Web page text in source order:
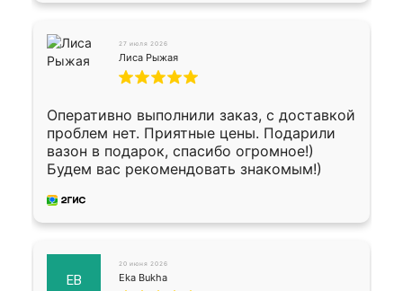
27 июля 2026
Лиса Рыжая
Оперативно выполнили заказ, с доставкой
проблем нет. Приятные цены. Подарили
вазон в подарок, спасибо огромное!)
Будем вас рекомендовать знакомым!)
EB
20 июня 2026
Eka Bukha